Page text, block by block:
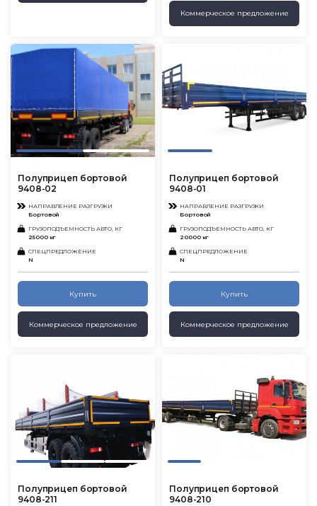
Коммерческое предложение
Полуприцеп бортовой
9408-02
НАПРАВЛЕНИЕ РАЗГРУЗКИ
Бортовой
ГРУЗОПОДЪЕМНОСТЬ АВТО, КГ
25000 кг
СПЕЦПРЕДЛОЖЕНИЕ
N
Купить
Коммерческое предложение
Полуприцеп бортовой
9408-01
НАПРАВЛЕНИЕ РАЗГРУЗКИ
Бортовой
ГРУЗОПОДЪЕМНОСТЬ АВТО, КГ
20000 кг
СПЕЦПРЕДЛОЖЕНИЕ
N
Купить
Коммерческое предложение
Полуприцеп бортовой
9408-211
Полуприцеп бортовой
9408-210